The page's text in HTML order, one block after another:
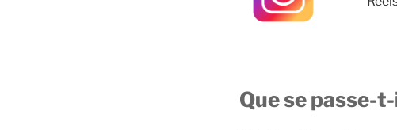
Que se passe-